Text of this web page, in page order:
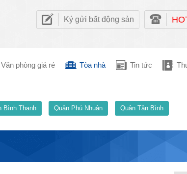
Ký gửi bất động sản
Văn phòng giá rẻ Tòa nhà Tin tức
Bình Thạnh Quận Phú Nhuận Quận Tân Bình